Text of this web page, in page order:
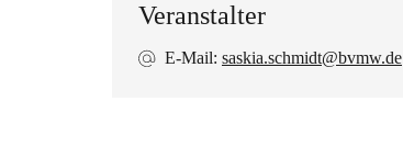
Veranstalter
E-Mail: saskia.schmidt@bvmw.de